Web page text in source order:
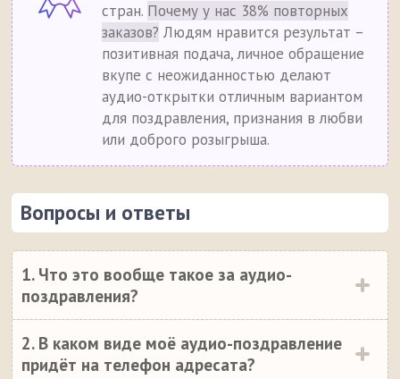
стран. Почему у нас 38% повторных
заказов? Людям нравится результат –
позитивная подача, личное обращение
вкупе с неожиданностью делают
аудио-открытки отличным вариантом
для поздравления, признания в любви
или доброго розыгрыша.
Вопросы и ответы
1. Что это вообще такое за аудио-
поздравления?
2. В каком виде моё аудио-поздравление
придёт на телефон адресата?